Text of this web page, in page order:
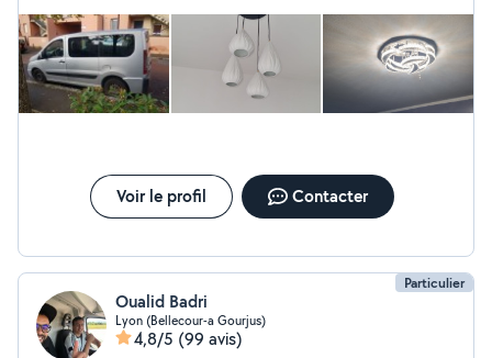
Voir le profil Contacter
Particulier
Oualid Badri
Lyon (Bellecour-a Gourjus)
4,8/5 (99 avis)